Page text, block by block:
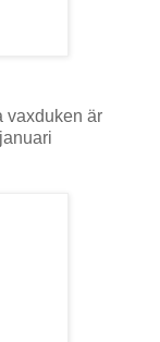
vaxduken är